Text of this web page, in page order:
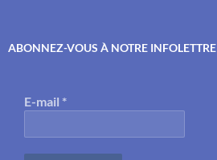
ABONNEZ-VOUS À NOTRE INFOLETTRE
E-mail *